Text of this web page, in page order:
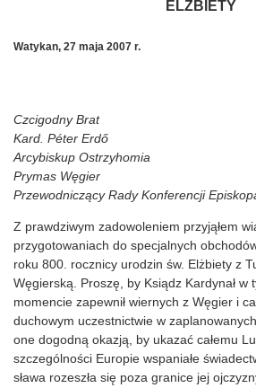
ELŻBIETY
Watykan, 27 maja 2007 r.
Czcigodny Brat
Kard. Péter Erdő
Arcybiskup Ostrzyhomia
Prymas Węgier
Przewodniczący Rady Konferencji
Z prawdziwym zadowoleniem przyjąłem
przygotowaniach do specjalnych
roku 800. rocznicy urodzin św. Elżbiety z
Węgierską. Proszę, by Ksiądz Kardynał w
momencie zapewnił wiernych z Węgier i
duchowym uczestnictwie w
one dogodną okazją, by ukazać całemu
szczególności Europie wspaniałe
sława rozeszła się poza granice jej